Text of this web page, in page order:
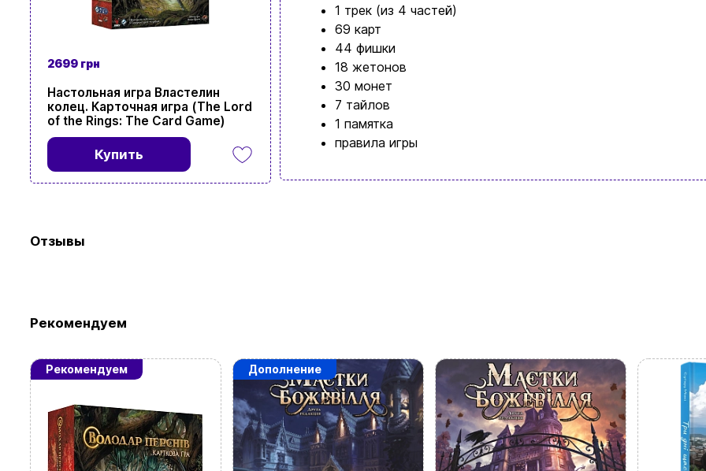
2699 грн
Настольная игра Властелин
колец. Карточная игра (The Lord
of the Rings: The Card Game)
Купить
1 трек (из 4 частей)
69 карт
44 фишки
18 жетонов
30 монет
7 тайлов
1 памятка
правила игры
Отзывы
Рекомендуем
Рекомендуем Дополнение